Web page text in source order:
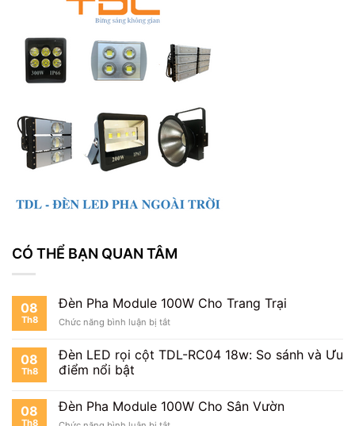
CÓ THỂ BẠN QUAN TÂM
08
Th8
Đèn Pha Module 100W Cho Trang Trại
Chức năng bình luận bị tắtở
Pha
Module
Trang
08
Th8
Đèn LED rọi cột TDL-RC04 18w: So sánh và Ưu
điểm nổi bật
08
Th8
Đèn Pha Module 100W Cho Sân Vườn